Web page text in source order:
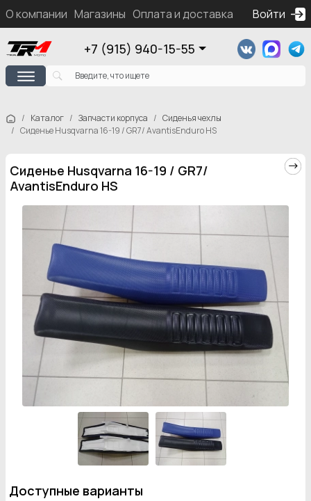
О компании Магазины Оплата и доставка Контакты
Войти
+7 (915) 940-15-55
Каталог Запчасти корпуса
Сиденья чехлы
Сиденье Husqvarna 16-19 / GR7/ AvantisEnduro HS
Сиденье Husqvarna 16-19 / GR7/
AvantisEnduro HS
Доступные варианты